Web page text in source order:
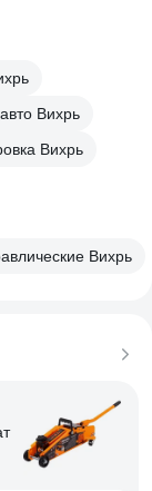
Вихрь
Вихрь
Вихрь